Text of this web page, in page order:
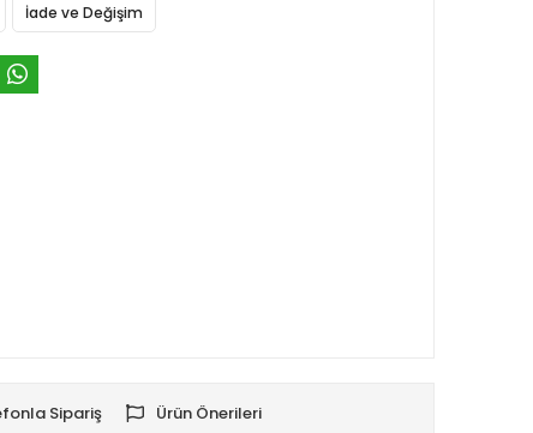
İade ve Değişim
Sipariş Ürün Önerileri